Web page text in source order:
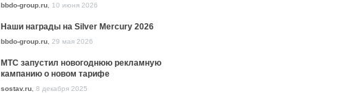
bbdo-group.ru 10 июня 2026
Наши награды на Silver Mercury 2026
bbdo-group.ru 29 мая 2026
МТС запустил новогоднюю рекламную
кампанию о новом тарифе
sostav.ru 8 декабря 2025